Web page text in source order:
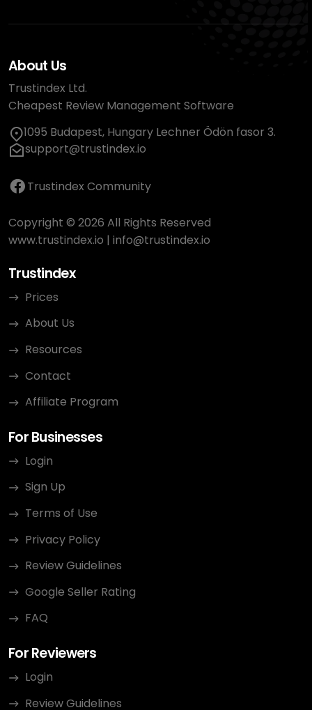
About Us
Trustindex Ltd.
Cheapest Review Management Software
1095 Budapest, Hungary Lechner Ödön fasor 3.
support@trustindex.io
Trustindex Community
Copyright © 2026 All Rights Reserved
www.trustindex.io | info@trustindex.io
Trustindex
Prices
About Us
Resources
Contact
Affiliate Program
For Businesses
Login
Sign Up
Terms of Use
Privacy Policy
Review Guidelines
Google Seller Rating
FAQ
For Reviewers
Login
Review Guidelines